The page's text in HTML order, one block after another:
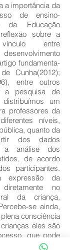
a importância da
de ensino-
da Educação
sobre a
entre
fundamenta-
Cunha(2012);
entre outros
a pesquisa de
um
professores da
níveis,
quanto da
dos dados
a análise dos
de acordo
participantes.
expressão da
no
da criança,
se ainda,
consciência
eles são
que pode